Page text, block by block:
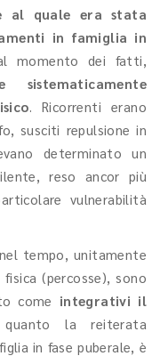
al quale era stata
in famiglia in
momento dei fatti,
sistematicamente
. Ricorrenti erano
susciti repulsione in
determinato un
reso ancor più
vulnerabilità
tempo, unitamente
(percosse), sono
come integrativi il
la reiterata
in fase puberale, è